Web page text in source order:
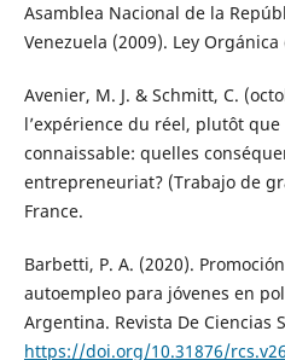
Asamblea Nacional de la
Venezuela (2009). Ley
Avenier, M. J. & Schmitt, C.
l’expérience du réel, plutôt
connaissable: quelles
entrepreneuriat? (Trabajo de
France.
Barbetti, P. A. (2020).
autoempleo para jóvenes en
Argentina. Revista De Ciencias
https://doi.org/10.31876/